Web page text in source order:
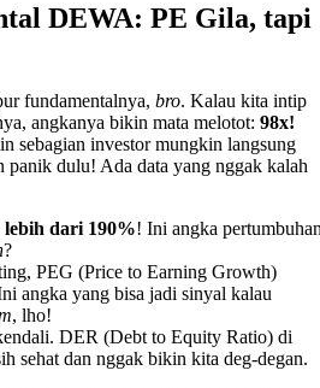
DEWA: PE Gila, tapi
fundamentalnya, bro. Kalau kita intip
angkanya bikin mata melotot: 98x!
sebagian investor mungkin langsung
panik dulu! Ada data yang nggak kalah
lebih dari 190%! Ini angka
?
PEG (Price to Earning Growth)
angka yang bisa jadi sinyal kalau
, lho!
DER (Debt to Equity Ratio) di
sehat dan nggak bikin kita deg-degan.